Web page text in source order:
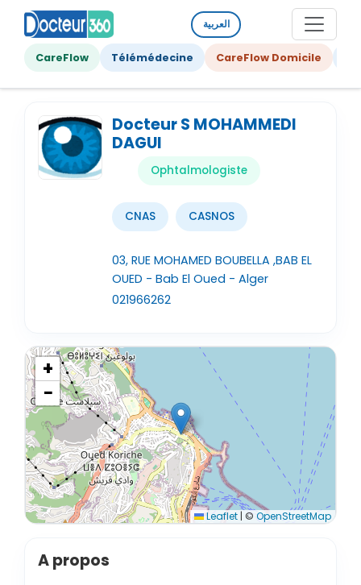
العربية
CareFlow Télémédecine CareFlow Domicile
Docteur S MOHAMMEDI
DAGUI
Ophtalmologiste
CNAS CASNOS
03, RUE MOHAMED BOUBELLA ,BAB EL
OUED - Bab El Oued - Alger
021966262
+
−
Leaflet | © OpenStreetMap
A propos